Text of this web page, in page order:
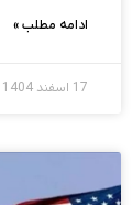
ادامه مطلب »
17 اسفند 1404